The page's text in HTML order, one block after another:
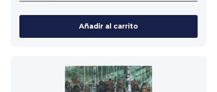
Añadir al carrito